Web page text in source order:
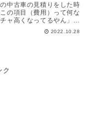
中古車の見積りをした時
の項目（費用）って何な
ャ高くなってるやん」て
多くなってきていて...
2022.10.28
ク